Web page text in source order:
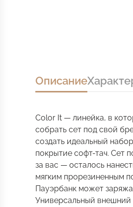
Описание
Color It — линейка, в
собрать сет под свой
создать идеальный
покрытие софт-тач. Сет
за вас — осталось
мягким прорезиненным
Пауэрбанк может
Универсальный